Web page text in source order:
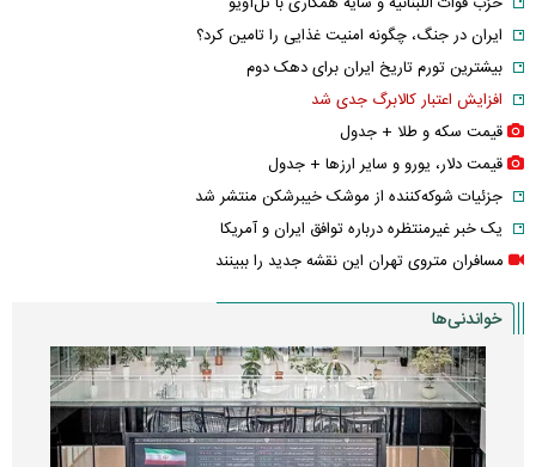
ایران در جنگ، چگونه امنیت غذایی را تامین کرد؟
بیشترین تورم تاریخ ایران برای دهک دوم
افزایش اعتبار کالابرگ جدی شد
قیمت سکه و طلا + جدول
قیمت دلار، یورو و سایر ارز‌ها + جدول
جزئیات شوکه‌کننده از موشک خیبرشکن منتشر شد
یک خبر غیرمنتظره درباره توافق ایران و آمریکا
مسافران متروی تهران این نقشه جدید را ببینند
خواندنی‌ها